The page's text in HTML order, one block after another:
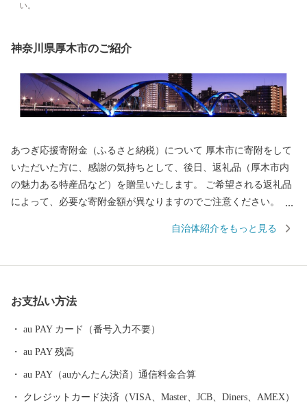
い。
神奈川県厚木市のご紹介
あつぎ応援寄附金（ふるさと納税）について 厚木市に寄附をして
いただいた方に、感謝の気持ちとして、後日、返礼品（厚木市内
の魅力ある特産品など）を贈呈いたします。 ご希望される返礼品
によって、必要な寄附金額が異なりますのでご注意ください。
※返礼品のお届けには1～2ヶ月程度かかることがあります。 ※寄
ださい。なお、発送予定期間内での長期不在がある場合は必ず「at
名前、電話番号を返礼品送付業者にお知らせすることになります
ので、あらかじめ御了承願います。 ※返礼品の送付は、厚木市外
にお住まいの方に限らせていただきます。 ※返礼品の写真はイメ
自治体紹介をもっと見る
お支払い方法
au PAY カード（番号入力不要）
au PAY 残高
au PAY（auかんたん決済）通信料金合算
クレジットカード決済（VISA、Master、JCB、Diners、AMEX）